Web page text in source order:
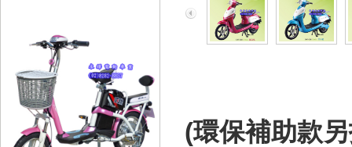
(環保補助